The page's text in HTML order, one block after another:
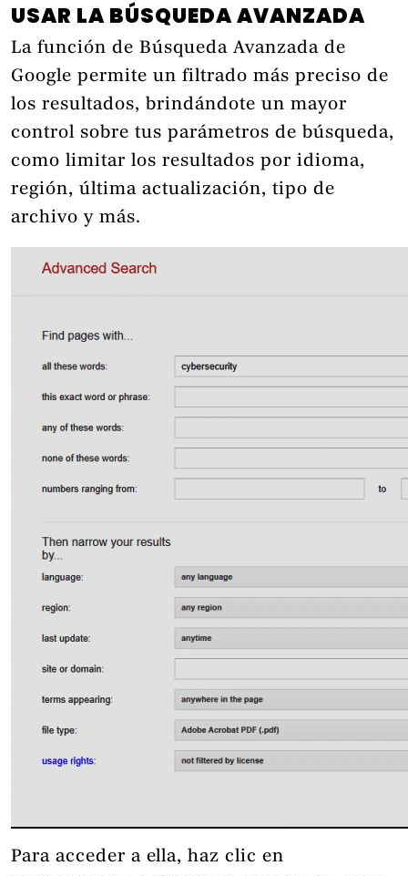
USAR LA BÚSQUEDA AVANZADA
La función de Búsqueda Avanzada de
Google permite un filtrado más preciso de
los resultados, brindándote un mayor
control sobre tus parámetros de búsqueda,
como limitar los resultados por idioma,
región, última actualización, tipo de
archivo y más.
Para acceder a ella, haz clic en